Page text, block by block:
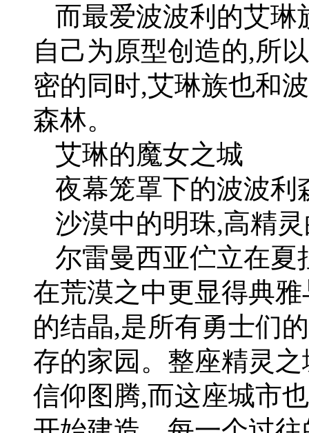
而最爱波波利的艾琳
自己为原型创造的,所
密的同时,艾琳族也和
森林。
艾琳的魔女之城
夜幕笼罩下的波波利
沙漠中的明珠,高精
尔雷曼西亚伫立在夏
在荒漠之中更显得典
的结晶,是所有勇士们
存的家园。整座精灵
信仰图腾,而这座城市